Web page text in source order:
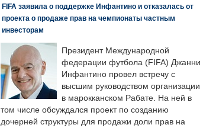
FIFA заявила о поддержке Инфантино и отказалась от
проекта о продаже прав на чемпионаты частным
инвесторам
Президент Международной
федерации футбола (FIFA) Джанни
Инфантино провел встречу с
высшим руководством организации
в марокканском Рабате. На ней в
том числе обсуждался проект по созданию
дочерней структуры для продажи доли прав на